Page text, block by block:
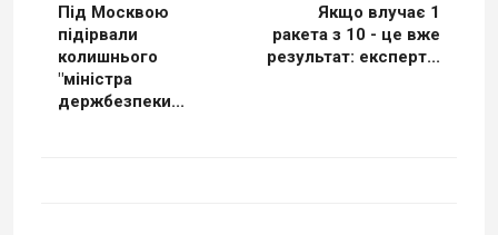
Під Москвою
підірвали
колишнього
"міністра
держбезпеки...
Якщо влучає 1
ракета з 10 - це вже
результат: експерт...